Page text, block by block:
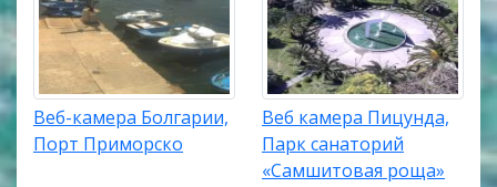
Веб-камера Болгарии,
Порт Приморско
Веб камера Пицунда,
Парк санаторий
«Самшитовая роща»